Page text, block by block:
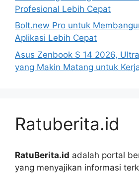
Profesional Lebih Cepat
Bolt.new Pro untuk
Aplikasi Lebih Cepat
Asus Zenbook S 14 2026,
yang Makin Matang untuk
Ratuberita.id
RatuBerita.id adalah portal
yang menyajikan informasi